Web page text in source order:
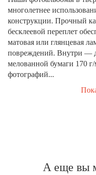
многолетнее
конструкции. Прочный
бесклеевой переплет
матовая или глянцевая
повреждений. Внутри —
мелованной бумаги 170
фотографий...
А еще вы